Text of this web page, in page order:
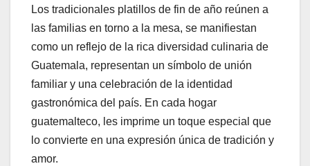
Los tradicionales platillos de fin de año reúnen a
las familias en torno a la mesa, se manifiestan
como un reflejo de la rica diversidad culinaria de
Guatemala, representan un símbolo de unión
familiar y una celebración de la identidad
gastronómica del país. En cada hogar
guatemalteco, les imprime un toque especial que
lo convierte en una expresión única de tradición y
amor.